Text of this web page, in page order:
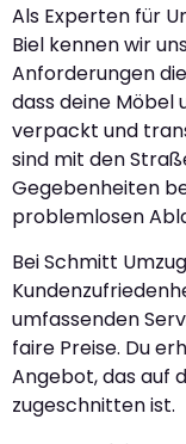
Als Experten für
Biel kennen wir
Anforderungen
dass deine Möbel
verpackt und
sind mit den
Gegebenheiten
problemlosen
Bei Schmitt
umfassenden
faire Preise. Du
Angebot, das auf
zugeschnitten ist.